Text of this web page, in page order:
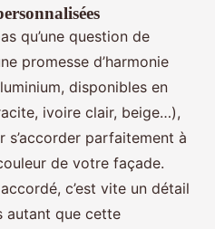
qu’une question de
promesse d’harmonie
disponibles en
ivoire clair, beige…),
s’accorder parfaitement à
de votre façade.
c’est vite un détail
autant que cette